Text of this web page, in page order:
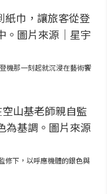
機那一刻起就沉浸在藝術饗
修下，以呼應機體的銀色與